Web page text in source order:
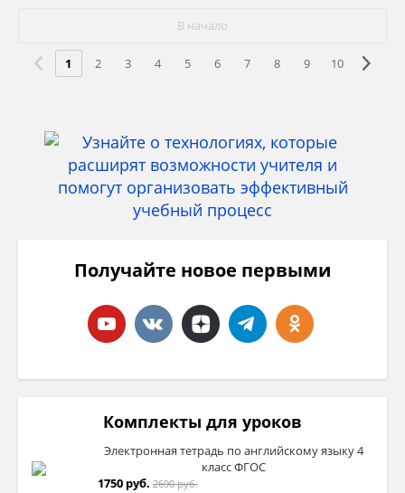
В начало
1 2 3 4 5 6 7 8 9 10
Получайте новое первыми
Комплекты для уроков
Электронная тетрадь по английскому языку 4
класс ФГОС
1750 руб. 2690 руб.